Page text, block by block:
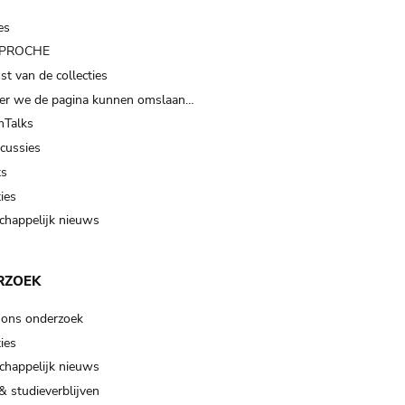
van de collecties
we de pagina kunnen omslaan…
nieuws
onderzoek
nieuws
studieverblijven